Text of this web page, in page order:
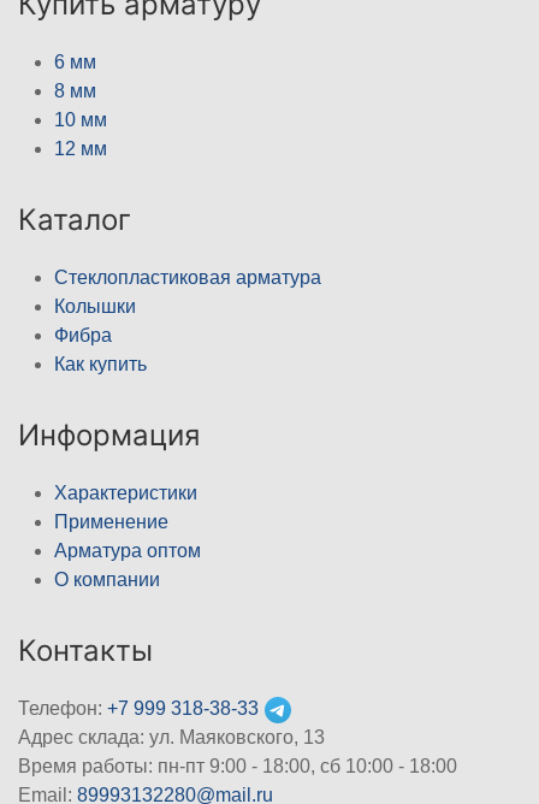
6 мм
8 мм
10 мм
12 мм
Каталог
Стеклопластиковая арматура
Колышки
Фибра
Как купить
Информация
Характеристики
Применение
Арматура оптом
О компании
Контакты
Телефон: +7 999 318-38-33
Адрес склада: ул. Маяковского, 13
Время работы: пн-пт 9:00 - 18:00, сб 10:00 - 18:00
Email: 89993132280@mail.ru